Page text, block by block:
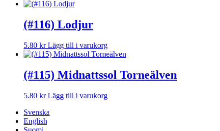
(#116) Lodjur
5.80 kr Lägg till i varukorg
(#115) Midnattssol Torneälven
5.80 kr Lägg till i varukorg
Svenska
English